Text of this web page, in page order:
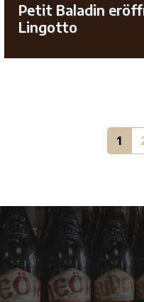
Petit Baladin
Lingotto
1